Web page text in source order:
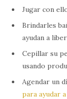
Jugar con
Brindarles
ayudan a
Cepillar su
usando
Agendar un
para ayudar